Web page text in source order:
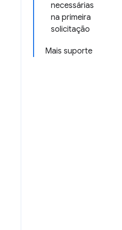
necessárias
na primeira
solicitação
Mais suporte